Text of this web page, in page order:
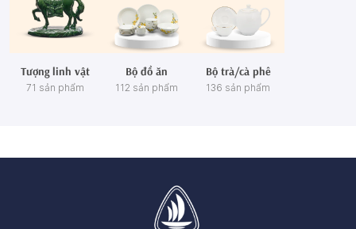
Tượng linh vật
71 sản phẩm
Bộ đồ ăn
112 sản phẩm
Bộ trà/cà phê
136 sản phẩm